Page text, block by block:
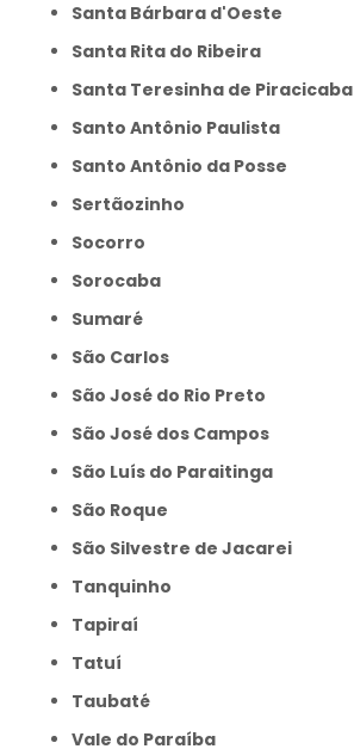
Santa Bárbara d'Oeste
Santa Rita do Ribeira
Santa Teresinha de Piracicaba
Santo Antônio Paulista
Santo Antônio da Posse
Sertãozinho
Socorro
Sorocaba
Sumaré
São Carlos
São José do Rio Preto
São José dos Campos
São Luís do Paraitinga
São Roque
São Silvestre de Jacarei
Tanquinho
Tapiraí
Tatuí
Taubaté
Vale do Paraíba